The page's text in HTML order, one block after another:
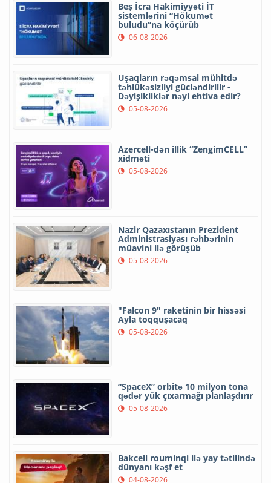
Beş İcra Hakimiyyəti İT
sistemlərini “Hökumət
buludu”na köçürüb
06-08-2026
Uşaqların rəqəmsal mühitdə
təhlükəsizliyi gücləndirilir -
Dəyişikliklər nəyi ehtiva edir?
05-08-2026
Azercell-dən illik “ZengimCELL”
xidməti
05-08-2026
Nazir Qazaxıstanın Prezident
Administrasiyası rəhbərinin
müavini ilə görüşüb
05-08-2026
"Falcon 9" raketinin bir hissəsi
Ayla toqquşacaq
05-08-2026
“SpaceX” orbitə 10 milyon tona
qədər yük çıxarmağı planlaşdırır
05-08-2026
Bakcell rouminqi ilə yay tətilində
dünyanı kəşf et
04-08-2026